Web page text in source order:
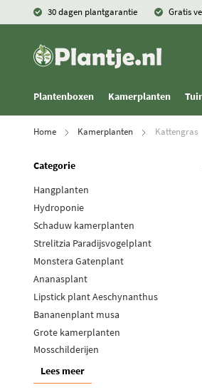
30 dagen plantgarantie Gratis
Plantenboxen Kamerplanten
Home Kamerplanten Kattengras
Categorie
Hangplanten
Hydroponie
Schaduw kamerplanten
Strelitzia Paradijsvogelplant
Monstera Gatenplant
Ananasplant
Lipstick plant Aeschynanthus
Bananenplant musa
Grote kamerplanten
Mosschilderijen
Lees meer